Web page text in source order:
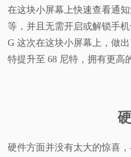
在这块小屏幕上快速查看通
等，并且无需开启或解锁手
G 这次在这块小屏幕上，做
特提升至 68 尼特，拥有更高
硬件方面并没有太大的惊喜